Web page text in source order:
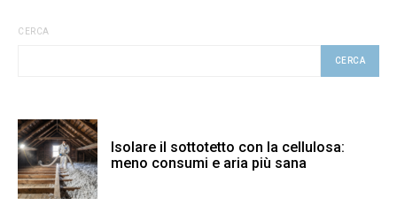
CERCA
CERCA
Isolare il sottotetto con la cellulosa:
meno consumi e aria più sana